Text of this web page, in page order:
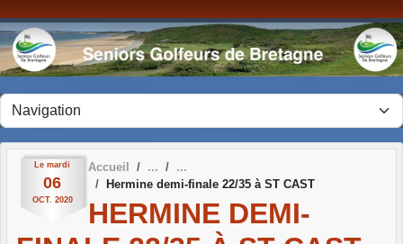
Le mardi
06
OCT. 2020
Accueil
Hermine demi-finale 22/35 à ST CAST
HERMINE DEMI-